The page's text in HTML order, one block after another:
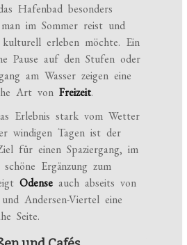
Hafenbad besonders
im Sommer reist und
erleben möchte. Ein
Pause auf den Stufen oder
am Wasser zeigen eine
Art vonFreizeit.
Erlebnis stark vom Wetter
windigen Tagen ist der
für einen Spaziergang, im
Ergänzung zum
Odense auch abseits von
Andersen-Viertel eine
Seite.